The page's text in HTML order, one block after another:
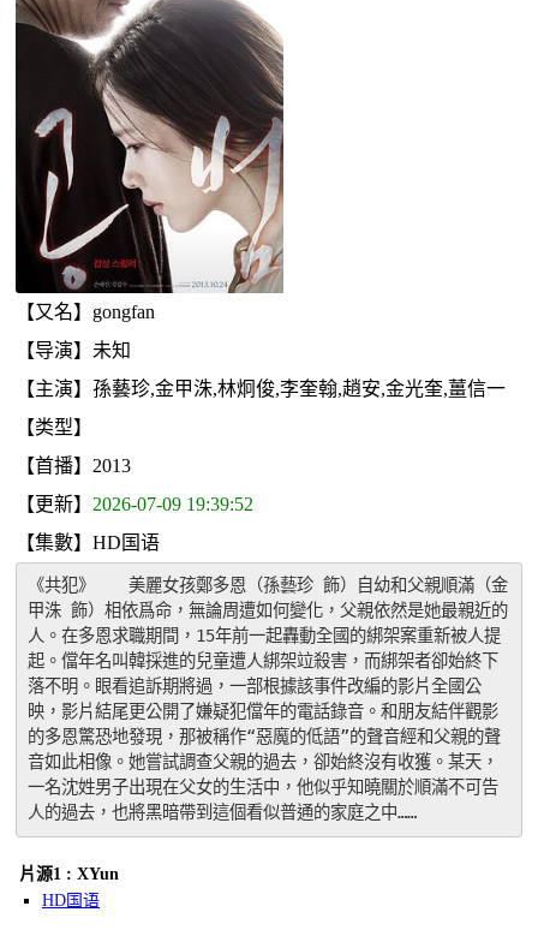
【又名】gongfan
【导演】未知
【主演】孫藝珍,金甲洙,林炯俊,李奎翰,趙安,金光奎,薑信一
【类型】
【首播】2013
【更新】 2026-07-09 19:39:52
【集數】HD国语
《共犯》　　美麗女孩鄭多恩（孫藝珍 飾）自幼和父親順滿（金
甲洙 飾）相依爲命，無論周遭如何變化，父親依然是她最親近的
人。在多恩求職期間，15年前一起轟動全國的綁架案重新被人提
起。儅年名叫韓採進的兒童遭人綁架竝殺害，而綁架者卻始終下
落不明。眼看追訴期將過，一部根據該事件改編的影片全國公
映，影片結尾更公開了嫌疑犯儅年的電話錄音。和朋友結伴觀影
的多恩驚恐地發現，那被稱作“惡魔的低語”的聲音經和父親的聲
音如此相像。她嘗試調查父親的過去，卻始終沒有收獲。某天，
一名沈姓男子出現在父女的生活中，他似乎知曉關於順滿不可告
人的過去，也將黑暗帶到這個看似普通的家庭之中……
片源1 : XYun
HD国语